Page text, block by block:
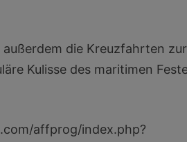
die Kreuzfahrten zur
Kulisse des maritimen
affprog/index.php?